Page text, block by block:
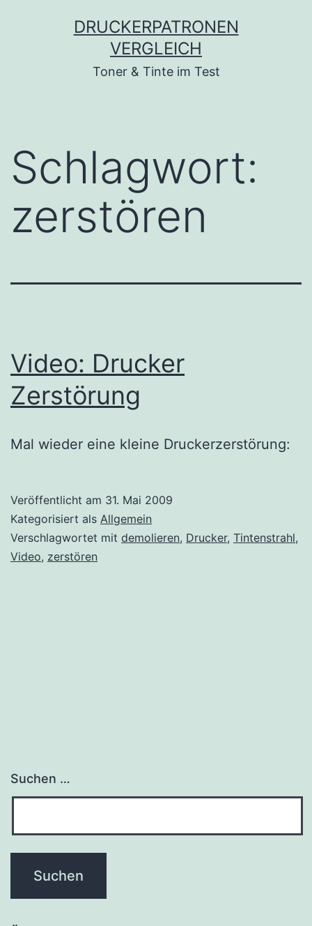
DRUCKERPATRONEN
VERGLEICH
Toner & Tinte im Test
Schlagwort:
zerstören
Video: Drucker
Zerstörung
Mal wieder eine kleine Druckerzerstörung:
Veröffentlicht am 31. Mai 2009
Kategorisiert als Allgemein
Verschlagwortet mit demolieren, Drucker, Tintenstrahl,
Video, zerstören
Suchen …